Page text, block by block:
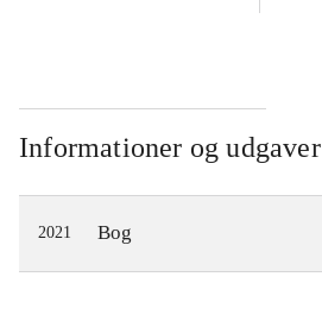
Informationer og udgaver
2021 Bog